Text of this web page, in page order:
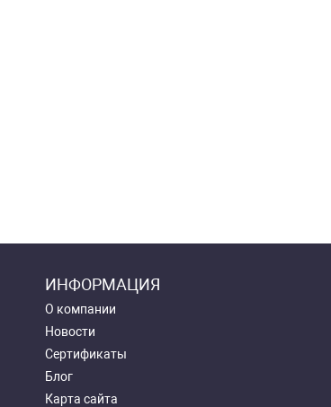
ИНФОРМАЦИЯ
О компании
Новости
Сертификаты
Блог
Карта сайта